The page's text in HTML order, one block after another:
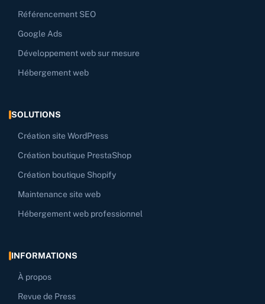
Référencement SEO
Google Ads
Développement web sur mesure
Hébergement web
SOLUTIONS
Création site WordPress
Création boutique PrestaShop
Création boutique Shopify
Maintenance site web
Hébergement web professionnel
INFORMATIONS
À propos
Revue de Press